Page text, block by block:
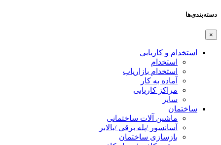
دسته‌بندی‌ها
×
استخدام و کاریابی
استخدام
استخدام بازاریاب
آماده به کار
مراکز کاریابی
سایر
ساختمان
ماشین آلات ساختمانی
آسانسور /پله برقی /بالابر
بازسازی ساختمان